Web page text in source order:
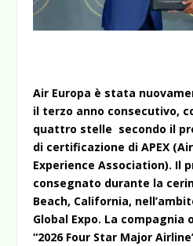
Air Europa è stata
il terzo anno consecutivo,
quattro stelle secondo il
di certificazione di APEX
Experience Association). Il
consegnato durante la
Beach, California,
Global Expo. La
“2026 Four Star Major